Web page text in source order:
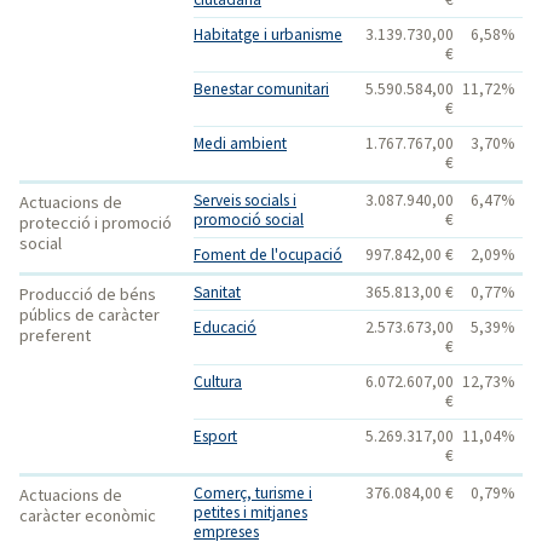
Habitatge i urbanisme
3.139.730,00
€
6,58%
Benestar comunitari
5.590.584,00
€
11,72%
Medi ambient
1.767.767,00
€
3,70%
Actuacions de
protecció i promoció
social
Serveis socials i
promoció social
3.087.940,00
€
6,47%
Foment de l'ocupació 997.842,00 € 2,09%
Producció de béns
públics de caràcter
preferent
Sanitat 365.813,00 €
0,77%
Educació
2.573.673,00
€
5,39%
Cultura
6.072.607,00
€
12,73%
Esport
5.269.317,00
€
11,04%
Actuacions de
caràcter econòmic
Comerç, turisme i
petites i mitjanes
empreses
376.084,00 € 0,79%